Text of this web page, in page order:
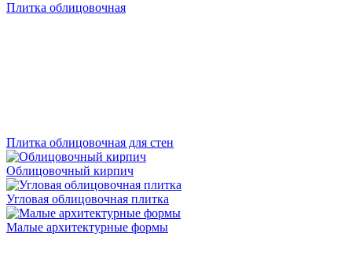
Плитка облицовочная
Плитка облицовочная для стен
Облицовочный кирпич
Угловая облицовочная плитка
Малые архитектурные формы